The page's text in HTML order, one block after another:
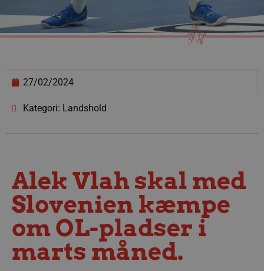
27/02/2024
Kategori: Landshold
Alek Vlah skal med
Slovenien kæmpe
om OL-pladser i
marts måned.